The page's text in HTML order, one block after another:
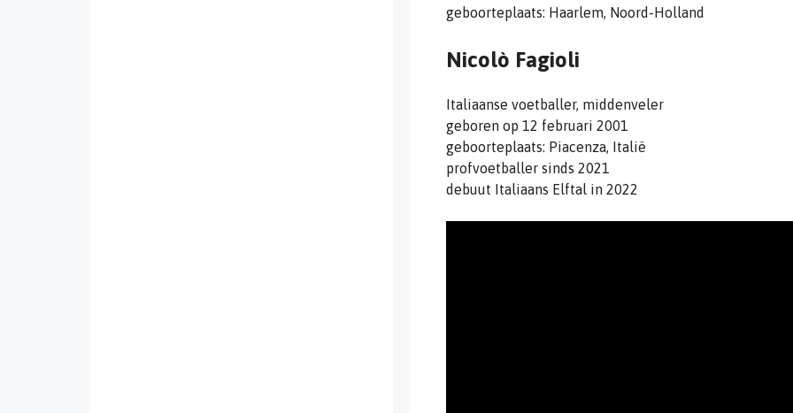
geboorteplaats: Haarlem, Noord-Holland
Nicolò Fagioli
Italiaanse voetballer, middenveler
geboren op 12 februari 2001
geboorteplaats: Piacenza, Italië
profvoetballer sinds 2021
debuut Italiaans Elftal in 2022